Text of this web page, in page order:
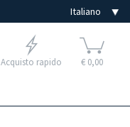
Acquisto rapido € 0,00